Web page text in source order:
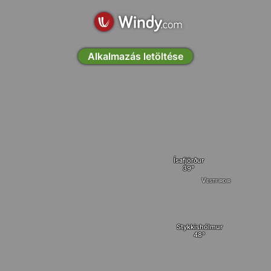
Vestfirðir
Ísafjörður
Stykkishólmur
Alkalmazás letöltése